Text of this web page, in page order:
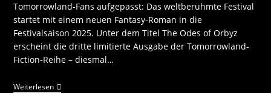
Tomorrowland-Fans aufgepasst: Das weltberühmte Festival
startet mit einem neuen Fantasy-Roman in die
Festivalsaison 2025. Unter dem Titel The Odes of Orbyz
erscheint die dritte limitierte Ausgabe der Tomorrowland-
Fiction-Reihe – diesmal…
Weiterlesen